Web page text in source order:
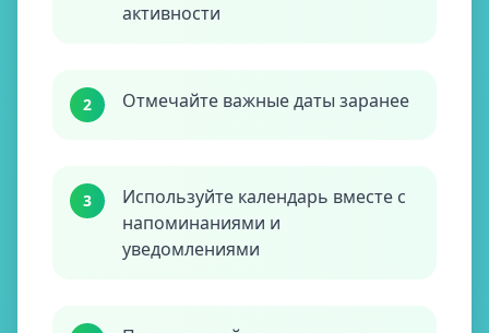
активности
2 Отмечайте важные даты заранее
3
Используйте календарь вместе с
напоминаниями и
уведомлениями